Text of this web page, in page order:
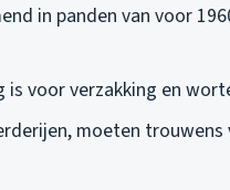
in panden van voor
is voor verzakking en
moeten